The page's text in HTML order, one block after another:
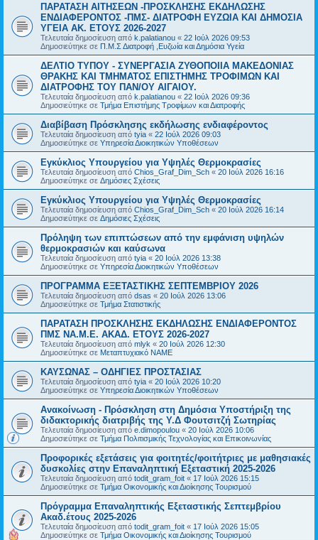
ΠΑΡΑΤΑΣΗ ΑΙΤΗΣΕΩΝ -ΠΡΟΣΚΛΗΣΗΣ ΕΚΔΗΛΩΣΗΣ
ΕΝΔΙΑΦΕΡΟΝΤΟΣ -ΠΜΣ- ΔΙΑΤΡΟΦΗ ΕΥΖΩΙΑ ΚΑΙ ΔΗΜΟΣΙΑ
ΥΓΕΙΑ AK. ETOYΣ 2026-2027
Τελευταία δημοσίευση από k.palatianou « 22 Ιούλ 2026 09:53
Δημοσιεύτηκε σε Π.Μ.Σ Διατροφή ,Ευζωία και Δημόσια Υγεία
ΔΕΛΤΙΟ ΤΥΠΟΥ - ΣΥΝΕΡΓΑΣΙΑ ΖΥΘΟΠΟΙΙΑ ΜΑΚΕΔΟΝΙΑΣ
ΘΡΑΚΗΣ ΚΑΙ ΤΜΗΜΑΤΟΣ ΕΠΙΣΤΗΜΗΣ ΤΡΟΦΙΜΩΝ ΚΑΙ
ΔΙΑΤΡΟΦΗΣ ΤΟΥ ΠΑΝ/ΟΥ ΑΙΓΑΙΟΥ.
Τελευταία δημοσίευση από k.palatianou « 22 Ιούλ 2026 09:36
Δημοσιεύτηκε σε Τμήμα Επιστήμης Τροφίμων και Διατροφής
Διαβίβαση Πρόσκλησης εκδήλωσης ενδιαφέροντος
Τελευταία δημοσίευση από tyia « 22 Ιούλ 2026 09:03
Δημοσιεύτηκε σε Υπηρεσία Διοικητικών Υποθέσεων
Εγκύκλιος Υπουργείου για Υψηλές Θερμοκρασίες
Τελευταία δημοσίευση από Chios_Graf_Dim_Sch « 20 Ιούλ 2026 16:16
Δημοσιεύτηκε σε Δημόσιες Σχέσεις
Εγκύκλιος Υπουργείου για Υψηλές Θερμοκρασίες
Τελευταία δημοσίευση από Chios_Graf_Dim_Sch « 20 Ιούλ 2026 16:14
Δημοσιεύτηκε σε Δημόσιες Σχέσεις
Πρόληψη των επιπτώσεων από την εμφάνιση υψηλών
θερμοκρασιών και καύσωνα
Τελευταία δημοσίευση από tyia « 20 Ιούλ 2026 13:38
Δημοσιεύτηκε σε Υπηρεσία Διοικητικών Υποθέσεων
ΠΡΟΓΡΑΜΜΑ ΕΞΕΤΑΣΤΙΚΗΣ ΣΕΠΤΕΜΒΡΙΟΥ 2026
Τελευταία δημοσίευση από dsas « 20 Ιούλ 2026 13:06
Δημοσιεύτηκε σε Τμήμα Στατιστικής
ΠΑΡΑΤΑΣΗ ΠΡΟΣΚΛΗΣΗΣ ΕΚΔΗΛΩΣΗΣ ΕΝΔΙΑΦΕΡΟΝΤΟΣ
ΠΜΣ ΝΑ.Μ.Ε. ΑΚΑΔ. ΕΤΟΥΣ 2026-2027
Τελευταία δημοσίευση από mlyk « 20 Ιούλ 2026 12:30
Δημοσιεύτηκε σε Μεταπτυχιακό ΝΑΜΕ
ΚΑΥΣΩΝΑΣ – ΟΔΗΓΙΕΣ ΠΡΟΣΤΑΣΙΑΣ
Τελευταία δημοσίευση από tyia « 20 Ιούλ 2026 10:20
Δημοσιεύτηκε σε Υπηρεσία Διοικητικών Υποθέσεων
Ανακοίνωση - Πρόσκληση στη Δημόσια Υποστήριξη της
διδακτορικής διατριβής της Υ.Δ Φουτσιτζή Σωτηρίας
Τελευταία δημοσίευση από e.dimopoulou « 20 Ιούλ 2026 10:06
Δημοσιεύτηκε σε Τμήμα Πολιτισμικής Τεχνολογίας και Επικοινωνίας
Προφορικές εξετάσεις για φοιτητές/φοιτήτριες με μαθησιακές
δυσκολίες στην Επαναληπτική Εξεταστική 2025-2026
Τελευταία δημοσίευση από todit_gram_foit « 17 Ιούλ 2026 15:15
Δημοσιεύτηκε σε Τμήμα Οικονομικής και Διοίκησης Τουρισμού
Πρόγραμμα Επαναληπτικής Εξεταστικής Σεπτεμβρίου
Ακαδ.έτους 2025-2026
Τελευταία δημοσίευση από todit_gram_foit « 17 Ιούλ 2026 15:05
Δημοσιεύτηκε σε Τμήμα Οικονομικής και Διοίκησης Τουρισμού